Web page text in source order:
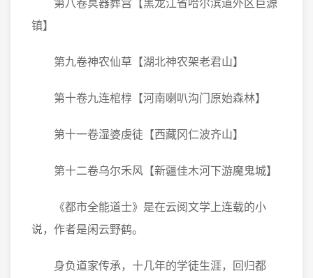
第八卷冥器葬宫【黑龙江省哈尔滨道外区巨源
镇】
第九卷神农仙草【湖北神农架老君山】
第十卷九连棺椁【河南喇叭沟门原始森林】
第十一卷湿婆虔徒【西藏冈仁波齐山】
第十二卷乌尔禾风【新疆佳木河下游魔鬼城】
《都市全能道士》是在云阅文学上连载的小
说，作者是闲云野鹤。
身负道家传承，十几年的学徒生涯，回归都